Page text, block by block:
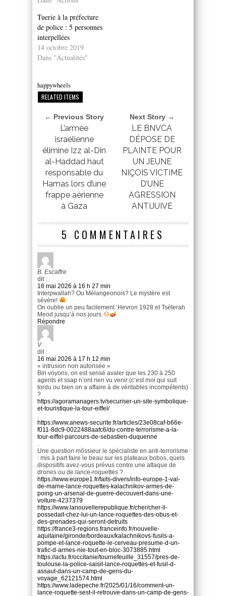
Tuerie à la préfecture
de police : 5 personnes
interpellées
14 octobre 2019
Dans "Actualités"
happywheels
RELATED ITEMS
← Previous Story
L’armée
israélienne
élimine Izz al-Din
al-Haddad haut
responsable du
Hamas lors d’une
frappe aérienne
à Gaza
Next Story →
LE BNVCA
DÉPOSE DE
PLAINTE POUR
UN JEUNE
NIÇOIS VICTIME
D’UNE
AGRESSION
ANTIJUIVE
5 COMMENTAIRES
B. Escaffre
dit :
16 mai 2026 à 16 h 27 min
Interpwallah? Ou Mélangeonois? Le mystère est
sévère!
On oublie un peu facilement ‘Hevron 1928 et Tséterah
Meod jusqu’à nos jours.
Répondre
V
dit :
16 mai 2026 à 17 h 12 min
« intrusion non autorisée »
Bin voyons, on est sensé avaler que les 230 à 250
agents et ssap n’ont rien vu venir (c’est moi qui suit
tordu ou bien on a affaire à de véritables incompétents)
?
https://agoramanagers.tv/securiser-un-site-symbolique-
et-touristique-la-tour-eiffel/
.
https://www.anews-securite.fr/articles/23e08caf-b66e-
f011-8dc9-0022488aafc6/du-contre-terrorisme-a-la-
tour-eiffel-parcours-de-sebastien-duquenne
.
Une question môssieur le spécialiste en anti-terrorisme
: mis à part faire le beau sur les plateaux bobos, quels
dispositifs avez-vous prévus contre une attaque de
drones ou de lance-roquettes ?
https://www.europe1.fr/faits-divers/info-europe-1-val-
de-marne-lance-roquettes-kalachnikov-armes-de-
poing-un-arsenal-de-guerre-decouvert-dans-une-
voiture-4237379
https://www.lanouvellerepublique.fr/cher/cher-il-
possedait-chez-lui-un-lance-roquettes-des-obus-et-
des-grenades-qui-seront-detruits
https://france3-regions.franceinfo.fr/nouvelle-
aquitaine/gironde/bordeaux/kalachnikovs-fusils-a-
pompe-et-lance-roquette-le-cerveau-presume-d-un-
trafic-d-armes-nie-tout-en-bloc-3073885.html
https://actu.fr/occitanie/tournefeuille_31557/pres-de-
toulouse-la-police-saisit-lance-roquettes-et-fusil-d-
assaut-dans-un-camp-de-gens-du-
voyage_62121574.html
https://www.ladepeche.fr/2025/01/16/comment-un-
lance-roquette-sest-il-retrouve-dans-un-camp-de-gens-